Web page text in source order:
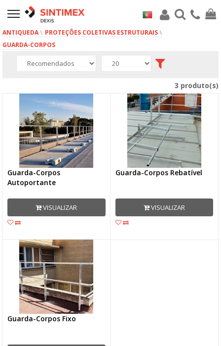
ANTIQUEDA
PROTEÇÕES COLETIVAS ESTRUTURAIS
GUARDA-CORPOS
3 produto(s)
Guarda-Corpos
Autoportante
VISUALIZAR
Guarda-Corpos Rebatível
VISUALIZAR
Guarda-Corpos Fixo